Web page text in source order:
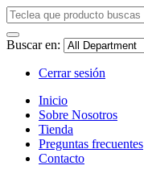
Buscar en:
Cerrar sesión
Inicio
Sobre Nosotros
Tienda
Preguntas frecuentes
Contacto